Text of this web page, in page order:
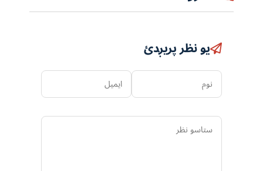
یو نظر پریږدئ
نوم ایمیل
ستاسو